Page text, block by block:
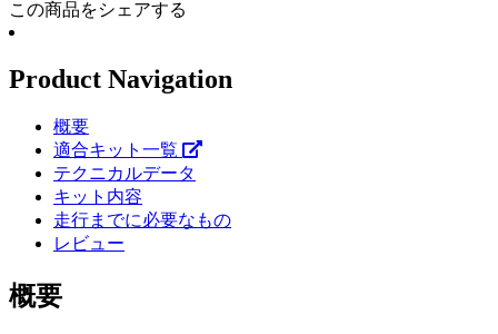
この商品をシェアする
Product Navigation
概要
適合キット一覧
テクニカルデータ
キット内容
走行までに必要なもの
レビュー
概要